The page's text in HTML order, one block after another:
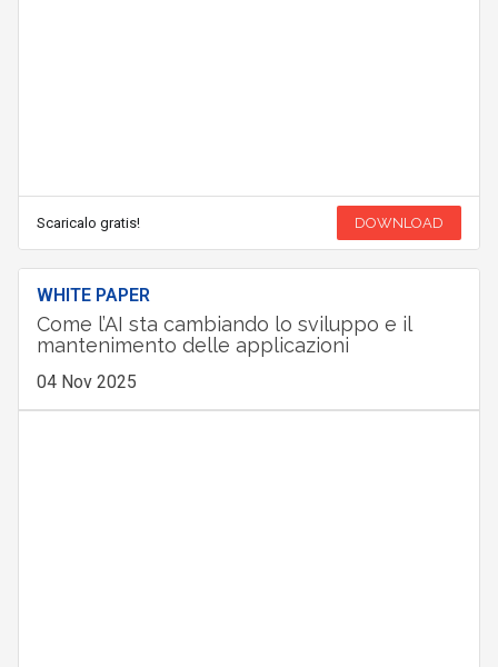
Scaricalo gratis! DOWNLOAD
WHITE PAPER
Come l’AI sta cambiando lo sviluppo e il
mantenimento delle applicazioni
04 Nov 2025